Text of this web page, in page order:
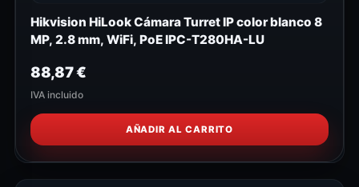
Hikvision HiLook Cámara Turret IP color blanco 8
MP, 2.8 mm, WiFi, PoE IPC-T280HA-LU
88,87€
IVA incluido
AÑADIR AL CARRITO